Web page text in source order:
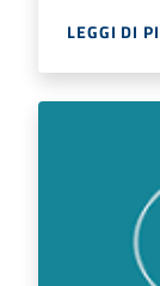
LEGGI DI